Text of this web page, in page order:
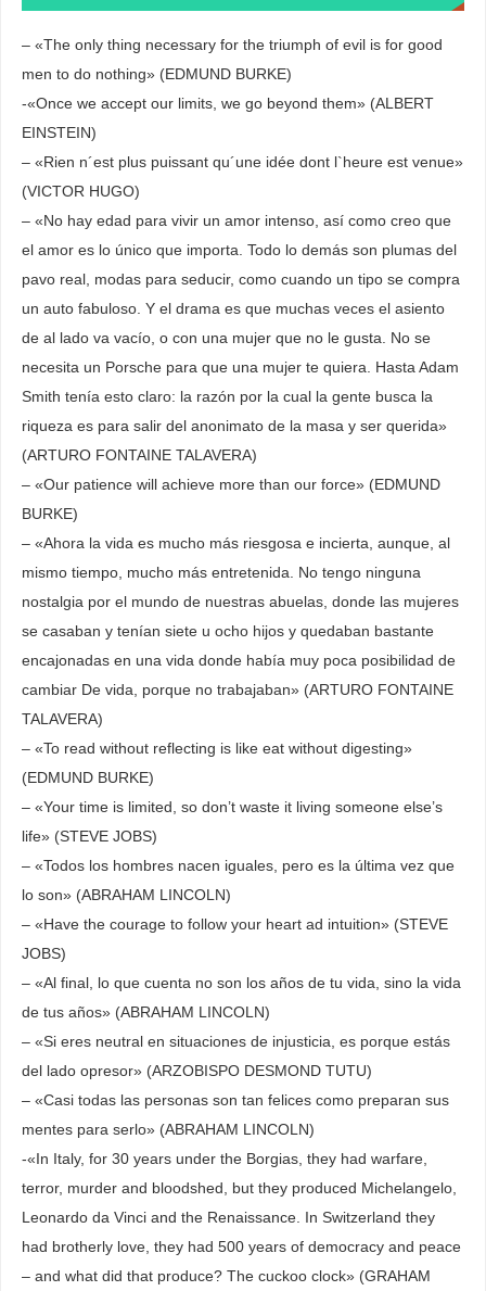
– «The only thing necessary for the triumph of evil is for good
men to do nothing» (EDMUND BURKE)
-«Once we accept our limits, we go beyond them» (ALBERT
EINSTEIN)
– «Rien n´est plus puissant qu´une idée dont l`heure est venue»
(VICTOR HUGO)
– «No hay edad para vivir un amor intenso, así como creo que
el amor es lo único que importa. Todo lo demás son plumas del
pavo real, modas para seducir, como cuando un tipo se compra
un auto fabuloso. Y el drama es que muchas veces el asiento
de al lado va vacío, o con una mujer que no le gusta. No se
necesita un Porsche para que una mujer te quiera. Hasta Adam
Smith tenía esto claro: la razón por la cual la gente busca la
riqueza es para salir del anonimato de la masa y ser querida»
(ARTURO FONTAINE TALAVERA)
– «Our patience will achieve more than our force» (EDMUND
BURKE)
– «Ahora la vida es mucho más riesgosa e incierta, aunque, al
mismo tiempo, mucho más entretenida. No tengo ninguna
nostalgia por el mundo de nuestras abuelas, donde las mujeres
se casaban y tenían siete u ocho hijos y quedaban bastante
encajonadas en una vida donde había muy poca posibilidad de
cambiar De vida, porque no trabajaban» (ARTURO FONTAINE
TALAVERA)
– «To read without reflecting is like eat without digesting»
(EDMUND BURKE)
– «Your time is limited, so don’t waste it living someone else’s
life» (STEVE JOBS)
– «Todos los hombres nacen iguales, pero es la última vez que
lo son» (ABRAHAM LINCOLN)
– «Have the courage to follow your heart ad intuition» (STEVE
JOBS)
– «Al final, lo que cuenta no son los años de tu vida, sino la vida
de tus años» (ABRAHAM LINCOLN)
– «Si eres neutral en situaciones de injusticia, es porque estás
del lado opresor» (ARZOBISPO DESMOND TUTU)
– «Casi todas las personas son tan felices como preparan sus
mentes para serlo» (ABRAHAM LINCOLN)
-«In Italy, for 30 years under the Borgias, they had warfare,
terror, murder and bloodshed, but they produced Michelangelo,
Leonardo da Vinci and the Renaissance. In Switzerland they
had brotherly love, they had 500 years of democracy and peace
– and what did that produce? The cuckoo clock» (GRAHAM